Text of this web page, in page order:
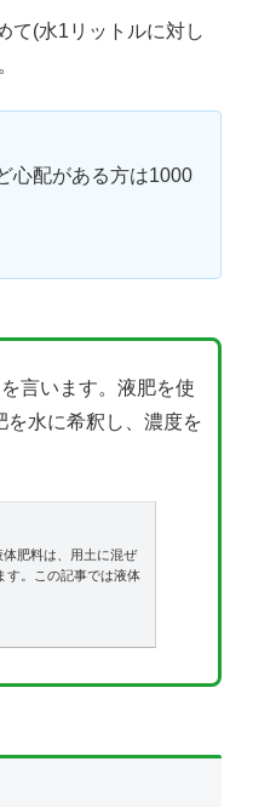
て(水1リットルに対し
心配がある方は1000
言います。液肥を使
を水に希釈し、濃度を
肥料は、用土に混ぜ
す。この記事では液体